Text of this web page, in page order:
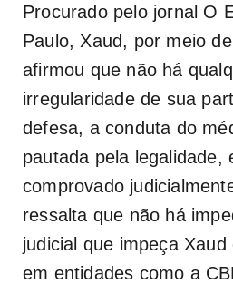
Procurado pelo jornal O
Paulo, Xaud, por meio
afirmou que não há
irregularidade de sua
defesa, a conduta do
pautada pela legalidade,
comprovado
ressalta que não há
judicial que impeça
em entidades como a